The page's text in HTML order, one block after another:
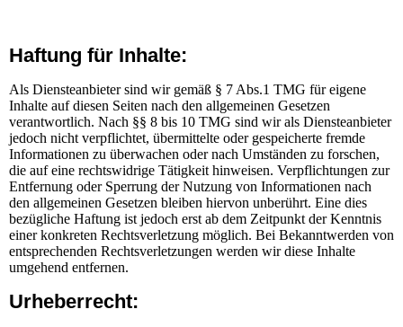
Haftung für Inhalte:
Als Diensteanbieter sind wir gemäß § 7 Abs.1 TMG für eigene
Inhalte auf diesen Seiten nach den allgemeinen Gesetzen
verantwortlich. Nach §§ 8 bis 10 TMG sind wir als Diensteanbieter
jedoch nicht verpflichtet, übermittelte oder gespeicherte fremde
Informationen zu überwachen oder nach Umständen zu forschen,
die auf eine rechtswidrige Tätigkeit hinweisen. Verpflichtungen zur
Entfernung oder Sperrung der Nutzung von Informationen nach
den allgemeinen Gesetzen bleiben hiervon unberührt. Eine dies
bezügliche Haftung ist jedoch erst ab dem Zeitpunkt der Kenntnis
einer konkreten Rechtsverletzung möglich. Bei Bekanntwerden von
entsprechenden Rechtsverletzungen werden wir diese Inhalte
umgehend entfernen.
Urheberrecht: